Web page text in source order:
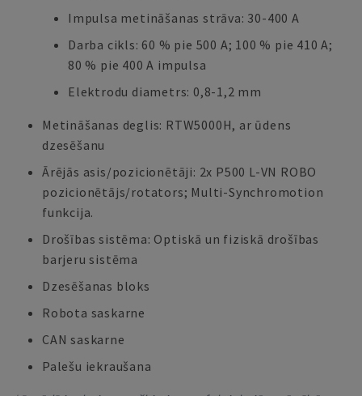
Impulsa metināšanas strāva: 30-400 A
Darba cikls: 60 % pie 500 A; 100 % pie 410 A;
80 % pie 400 A impulsa
Elektrodu diametrs: 0,8-1,2 mm
Metināšanas deglis: RTW5000H, ar ūdens
dzesēšanu
Ārējās asis/pozicionētāji: 2x P500 L-VN ROBO
pozicionētājs/rotators; Multi-Synchromotion
funkcija.
Drošības sistēma: Optiskā un fiziskā drošības
barjeru sistēma
Dzesēšanas bloks
Robota saskarne
CAN saskarne
Palešu iekraušana